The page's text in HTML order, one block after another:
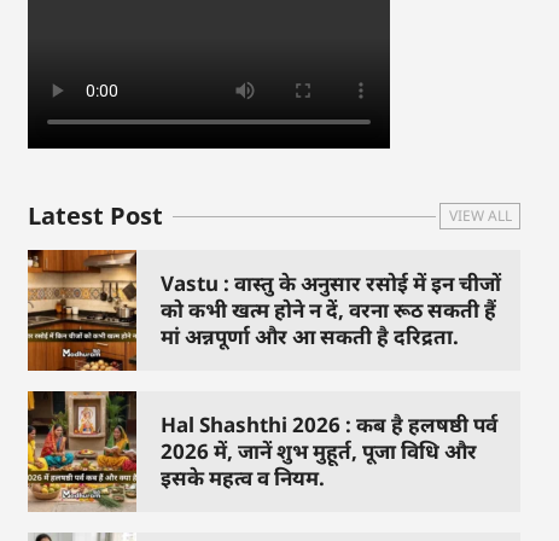
Latest Post VIEW ALL
Vastu : वास्तु के अनुसार रसोई में इन चीजों
को कभी खत्म होने न दें, वरना रूठ सकती हैं
मां अन्नपूर्णा और आ सकती है दरिद्रता.
Hal Shashthi 2026 : कब है हलषष्ठी पर्व
2026 में, जानें शुभ मुहूर्त, पूजा विधि और
इसके महत्व व नियम.